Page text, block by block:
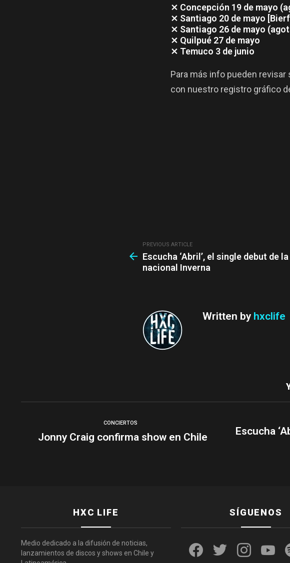
⨯ Concepción 19 de mayo
⨯ Santiago 20 de mayo
⨯ Santiago 26 de mayo
⨯ Quilpué 27 de mayo
⨯ Temuco 3 de junio
Para más info pueden revisar
con nuestro registro gráfico
more
PREVIOUS ARTICLE
Escucha ‘Abril’, el single debut de
nacional Inverna
Written by hxclife
CONCIERTOS
Jonny Craig confirma show en Chile
Escucha
HXC LIFE
Medio dedicado a la difusión de noticias,
lanzamientos de discos y shows en Chile y
SÍGUENOS